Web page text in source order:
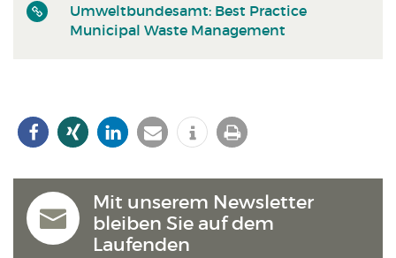
Umweltbundesamt: Best Practice
Municipal Waste Management
Mit unserem Newsletter
bleiben Sie auf dem
Laufenden